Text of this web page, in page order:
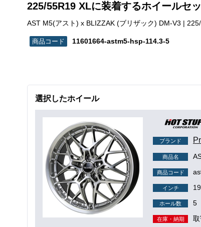
225/55R19 XLに装着するホイールセ
AST M5(アスト) x BLIZZAK (ブリザック) DM-V3 |
11601664-astm5-hsp-114.3-5
選択したホイール
ブランド
商品名
商品コード
インチ
ホール数 5
在庫・納期